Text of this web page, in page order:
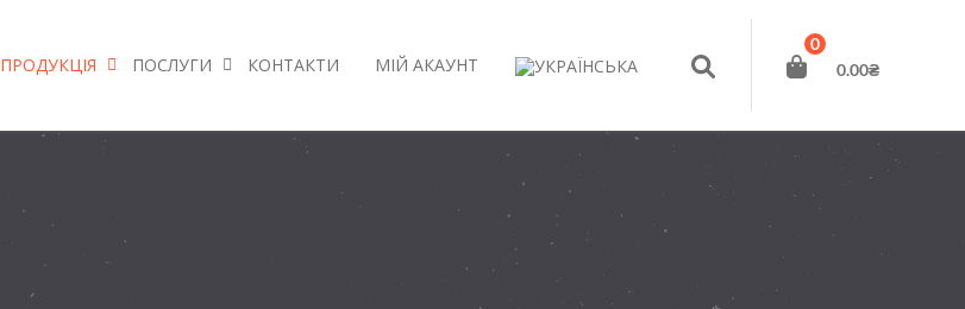
ПРОДУКЦІЯ ПОСЛУГИ КОНТАКТИ МІЙ АКАУНТ
0
0.00₴